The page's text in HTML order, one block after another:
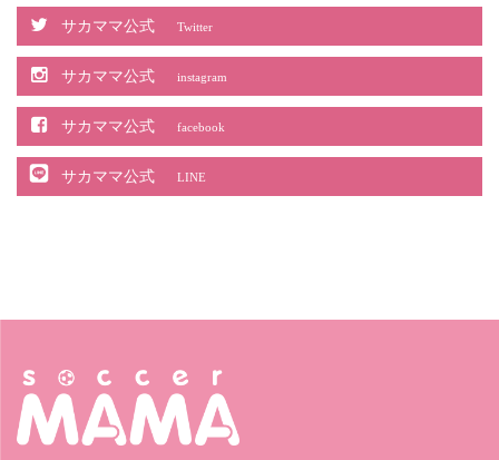
サカママ公式 Twitter
サカママ公式 instagram
サカママ公式 facebook
サカママ公式 LINE